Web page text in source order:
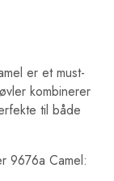
er et must-
kombinerer
til både
9676a Camel: